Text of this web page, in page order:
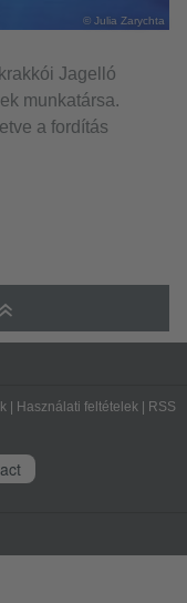
© Julia Zarychta
Jagelló
munkatársa.
a fordítás
| Használati feltételek | RSS